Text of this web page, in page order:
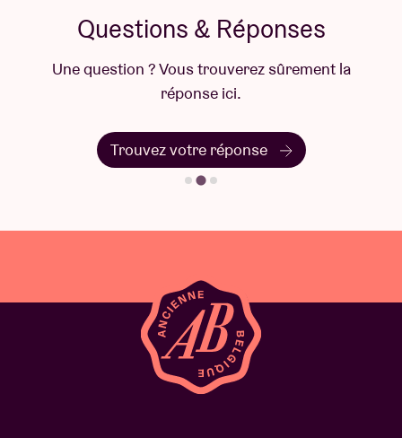
Questions & Réponses
Une question ? Vous trouverez sûrement la
réponse ici.
Trouvez votre réponse